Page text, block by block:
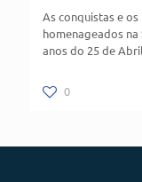
As conquistas e
homenageados na
anos do 25 de
0